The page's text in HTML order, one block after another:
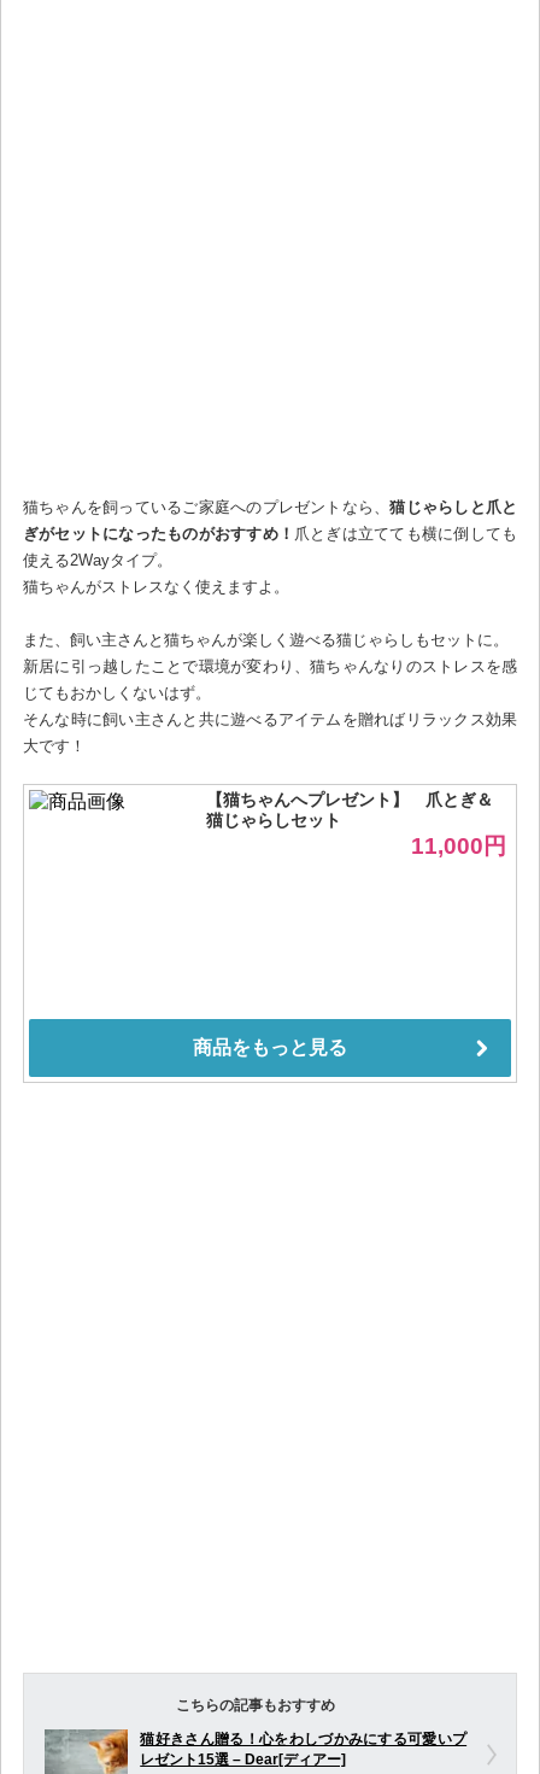
猫ちゃんを飼っているご家庭へのプレゼントなら、猫じゃらしと爪と
ぎがセットになったものがおすすめ！ 爪とぎは立てても横に倒しても
使える2Wayタイプ。
猫ちゃんがストレスなく使えますよ。
また、飼い主さんと猫ちゃんが楽しく遊べる猫じゃらしもセットに。
新居に引っ越したことで環境が変わり、猫ちゃんなりのストレスを感
じてもおかしくないはず。
そんな時に飼い主さんと共に遊べるアイテムを贈ればリラックス効果
大です！
こちらの記事もおすすめ
猫好きさん贈る！心をわしづかみにする可愛いプ
レゼント15選 – Dear[ディアー]